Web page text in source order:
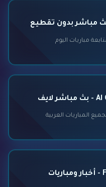
مباريات اليوم
المباريات العربية